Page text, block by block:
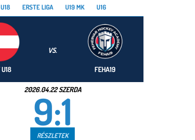
ERSTE LIGA U19 MK U16
VS.
FEHA19
2026.04.22 SZERDA
9:1
RÉSZLETEK